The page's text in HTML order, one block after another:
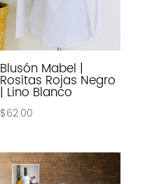
Blusón Mabel |
Rositas Rojas Negro
| Lino Blanco
$62.00